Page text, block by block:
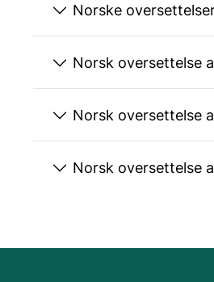
Norske
Norsk oversettelse
Norsk oversettelse
Norsk oversettelse